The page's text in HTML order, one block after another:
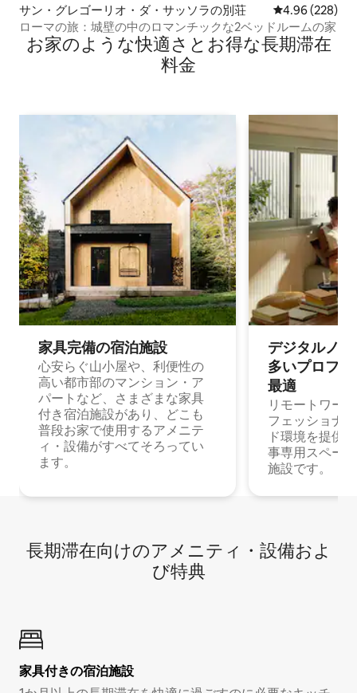
サン・グレゴーリオ・ダ・サッソラの別荘 レビュー228
4.96 (228)
ローマの旅：城壁の中のロマンチックな2ベッドルームの家
お家のような快⁠適⁠さ⁠とお⁠得⁠な長⁠期⁠滞⁠在
料⁠金
家具完備の宿⁠泊⁠施⁠設
心安らぐ山小屋や、利便性の
高い都市部のマンション・ア
パートなど、さまざまな家具
付き宿泊施設があり、どこも
普段お家で使用するアメニテ
ィ・設備がすべてそろってい
ます。
デジタルノ
多⁠いプ⁠ロ⁠フ⁠
最⁠適
リモートワー
フェッショナ
ド環境を提供
事専用スペー
施設です。
長期滞在向け⁠のア⁠メ⁠ニ⁠テ⁠ィ⁠・設⁠備⁠およ
び特⁠典
家具付き⁠の宿⁠泊⁠施⁠設